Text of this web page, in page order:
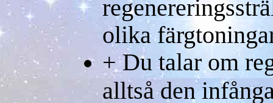
olika
+ Du talar om
alltså den